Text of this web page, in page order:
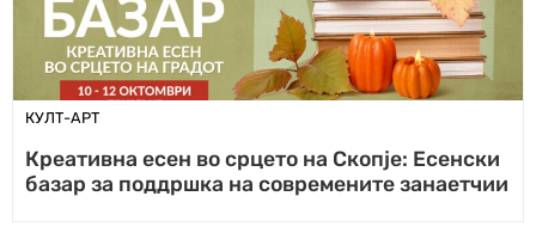
КУЛТ-АРТ
Креативна есен во срцето на Скопје: Есенски
базар за поддршка на современите занаетчии